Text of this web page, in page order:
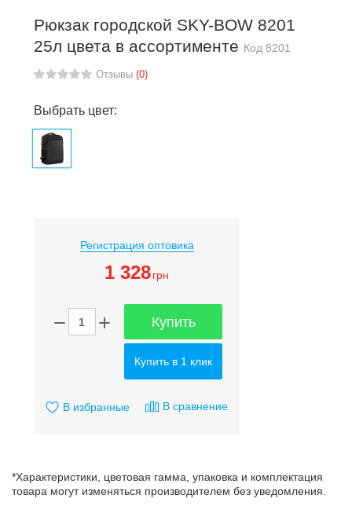
Рюкзак городской SKY-BOW 8201
25л цвета в ассортименте Код 8201
Отзывы (0)
Выбрать цвет:
Регистрация оптовика
1 328 грн
Купить
Купить в 1 клик
В избранные В сравнение
*Характеристики, цветовая гамма, упаковка и комплектация
товара могут изменяться производителем без уведомления.